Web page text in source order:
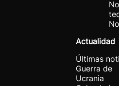
Actualidad
Últimas
Guerra de
Ucrania